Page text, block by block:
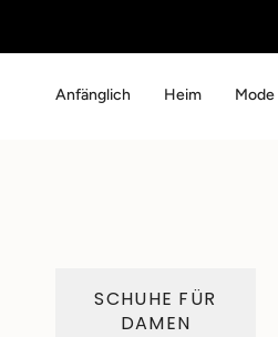
springenAnfänglich Heim Mode
SCHUHE FÜR
DAMEN